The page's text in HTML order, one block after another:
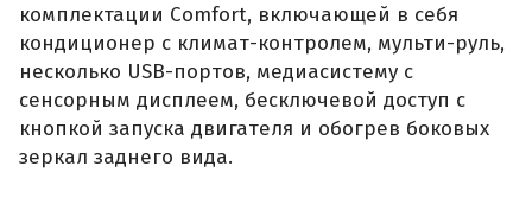
комплектации Comfort, включающей в себя
кондиционер с климат-контролем, мульти-руль,
несколько USB-портов, медиасистему с
сенсорным дисплеем, бесключевой доступ с
кнопкой запуска двигателя и обогрев боковых
зеркал заднего вида.